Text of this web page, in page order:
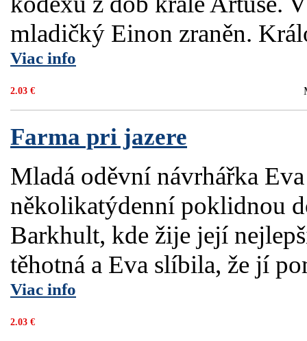
mladičký Einon zraněn.
Viac info
2.03 €
Farma pri jazere
Mladá oděvní návrhářka
několikatýdenní poklidnou
Barkhult, kde žije její
těhotná a Eva slíbila, že jí
Viac info
2.03 €